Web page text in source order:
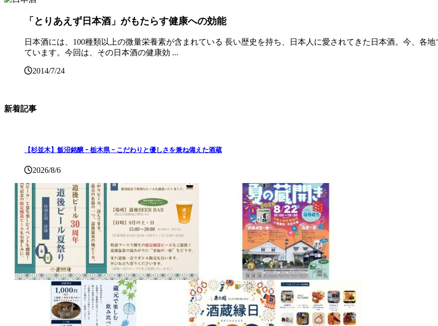
「とりあえず日本酒」がもたらす健康への効能
日本酒には、100種類以上の微量栄養素が含まれている 長い歴史を持ち、日本人に愛されてきた日本酒。今、各
ています。今回は、その日本酒の健康効 ...
2014/7/24
新着記事
【杉並木】飯沼銘醸 ｰ 栃木県 ｰ こだわりと優しさを兼ね備えた酒蔵
2026/8/6